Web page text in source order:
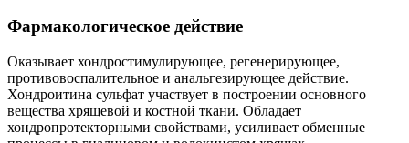
Фармакологическое действие
Оказывает хондростимулирующее, регенерирующее,
противовоспалительное и анальгезирующее действие.
Хондроитина сульфат участвует в построении основного
вещества хрящевой и костной ткани. Обладает
хондропротекторными свойствами, усиливает обменные